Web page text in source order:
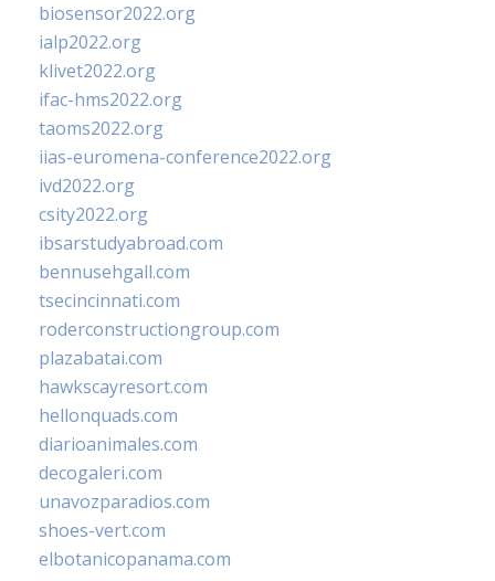
biosensor2022.org
ialp2022.org
klivet2022.org
ifac-hms2022.org
taoms2022.org
iias-euromena-conference2022.org
ivd2022.org
csity2022.org
ibsarstudyabroad.com
bennusehgall.com
tsecincinnati.com
roderconstructiongroup.com
plazabatai.com
hawkscayresort.com
hellonquads.com
diarioanimales.com
decogaleri.com
unavozparadios.com
shoes-vert.com
elbotanicopanama.com